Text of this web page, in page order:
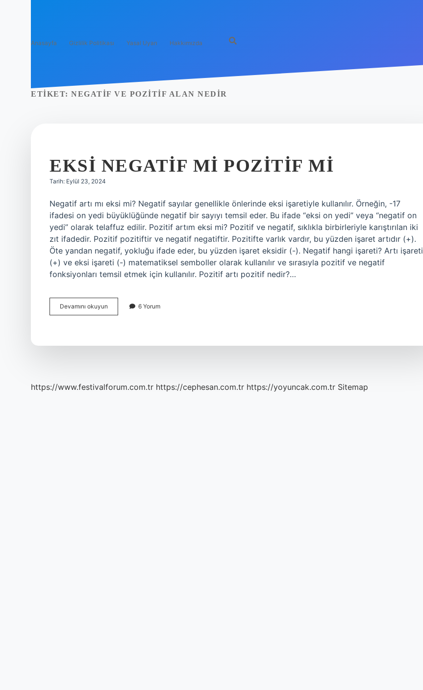
Anasayfa Gizlilik Politikası Yasal Uyarı Hakkımızda
ETIKET: NEGATIF VE POZITIF ALAN NEDIR
EKSI NEGATIF MI POZITIF MI
Tarih: Eylül 23, 2024
Negatif artı mı eksi mi? Negatif sayılar genellikle önlerinde eksi işaretiyle kullanılır. Örneğin, -17
ifadesi on yedi büyüklüğünde negatif bir sayıyı temsil eder. Bu ifade “eksi on yedi” veya “negatif on
yedi” olarak telaffuz edilir. Pozitif artım eksi mi? Pozitif ve negatif, sıklıkla birbirleriyle karıştırılan iki
zıt ifadedir. Pozitif pozitiftir ve negatif negatiftir. Pozitifte varlık vardır, bu yüzden işaret artıdır (+).
Öte yandan negatif, yokluğu ifade eder, bu yüzden işaret eksidir (-). Negatif hangi işareti? Artı işareti
(+) ve eksi işareti (-) matematiksel semboller olarak kullanılır ve sırasıyla pozitif ve negatif
fonksiyonları temsil etmek için kullanılır. Pozitif artı pozitif nedir?…
Devamını okuyun
Negatif
6 Yorum
https://www.festivalforum.com.tr https://cephesan.com.tr https://yoyuncak.com.tr Sitemap